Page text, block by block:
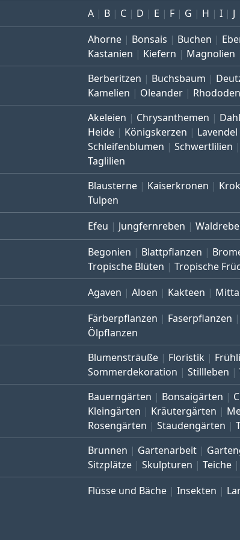
A B C D E F G H I J
Ahorne Bonsais Buchen
Kastanien
Kiefern Magnolien
Berberitzen Buchsbaum
Kamelien
Oleander
Akeleien Chrysanthemen
Heide
Königskerzen Lavendel
Schleifenblumen
Schwertlilien
Taglilien
Blausterne Kaiserkronen
Tulpen
Efeu Jungfernreben
Begonien Blattpflanzen
Tropische Blüten
Tropische
Agaven Aloen Kakteen
Färberpflanzen Faserpflanzen
Ölpflanzen
Blumensträuße Floristik
Sommerdekoration
Stillleben
Bauerngärten Bonsaigärten
Kleingärten
Kräutergärten
Rosengärten
Staudengärten
Brunnen Gartenarbeit
Sitzplätze
Skulpturen Teiche
Flüsse und Bäche Insekten